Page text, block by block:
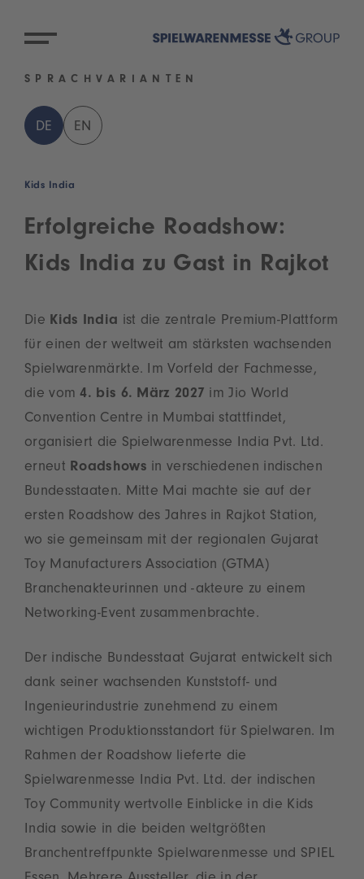
SPRACHVARIANTEN
DE EN
Kids India
Erfolgreiche Roadshow:
Kids India zu Gast in Rajkot
Die Kids India ist die zentrale Premium-Plattform
für einen der weltweit am stärksten wachsenden
Spielwarenmärkte. Im Vorfeld der Fachmesse,
die vom 4. bis 6. März 2027 im Jio World
Convention Centre in Mumbai stattfindet,
organisiert die Spielwarenmesse India Pvt. Ltd.
erneut Roadshows in verschiedenen indischen
Bundesstaaten. Mitte Mai machte sie auf der
ersten Roadshow des Jahres in Rajkot Station,
wo sie gemeinsam mit der regionalen Gujarat
Toy Manufacturers Association (GTMA)
Branchenakteurinnen und -akteure zu einem
Networking-Event zusammenbrachte.
Der indische Bundesstaat Gujarat entwickelt sich
dank seiner wachsenden Kunststoff- und
Ingenieurindustrie zunehmend zu einem
wichtigen Produktionsstandort für Spielwaren. Im
Rahmen der Roadshow lieferte die
Spielwarenmesse India Pvt. Ltd. der indischen
Toy Community wertvolle Einblicke in die Kids
India sowie in die beiden weltgrößten
Branchentreffpunkte Spielwarenmesse und SPIEL